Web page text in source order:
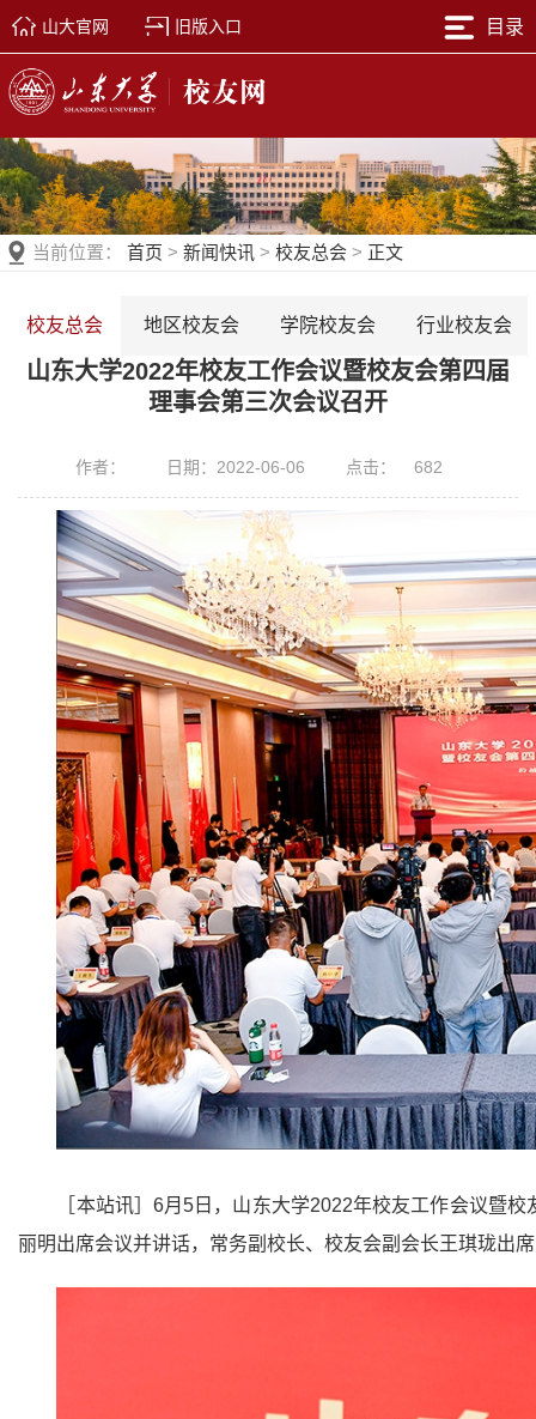
山大官网 旧版入口 目录
当前位置： 首页 > 新闻快讯 > 校友总会> 正文
校友总会 地区校友会 学院校友会 行业校友会
山东大学2022年校友工作会议暨校友会第四届
理事会第三次会议召开
作者： 日期：2022-06-06 点击： 682
［本站讯］6月5日，山东大学2022年校友工作会议暨
丽明出席会议并讲话，常务副校长、校友会副会长王琪珑出